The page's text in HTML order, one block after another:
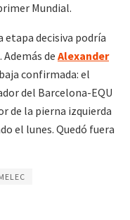
Mundial.
etapa decisiva podría
de Alexander
confirmada: el
del Barcelona-EQU
de la pierna izquierda
el lunes. Quedó fuera